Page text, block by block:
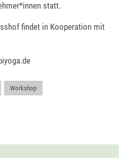
statt.
findet in Kooperation mit
Workshop